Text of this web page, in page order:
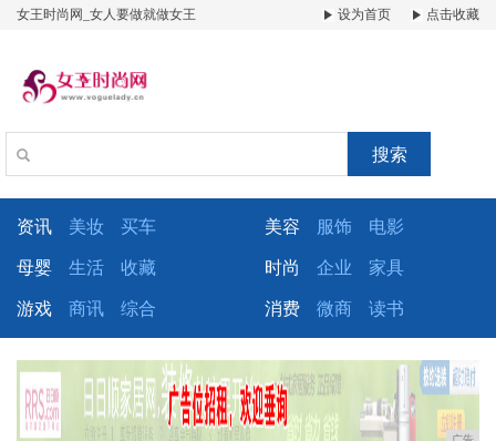
女王时尚网_女人要做就做女王 设为首页 点击收藏
搜索
资讯 美妆 买车 美容 服饰 电影
母婴 生活 收藏 时尚 企业 家具
游戏 商讯 综合 消费 微商 读书